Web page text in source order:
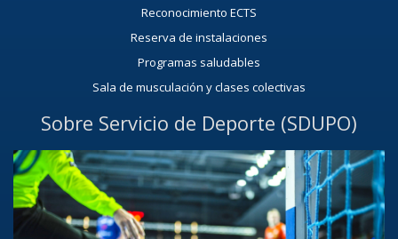
Reconocimiento ECTS
Reserva de instalaciones
Programas saludables
Sala de musculación y clases colectivas
Sobre Servicio de Deporte (SDUPO)